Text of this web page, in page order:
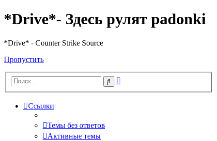
*Drive*- Здесь рулят padonki
*Drive* - Counter Strike Source
Пропустить
Поиск
Ссылки
Темы без ответов
Активные темы